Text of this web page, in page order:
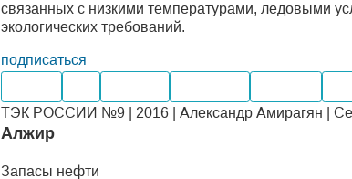
связанных с низкими температурами, ледовыми
экологических требований.
подписаться
ТЭК РОССИИ №9 | 2016 | Александр Амирагян |
Алжир
Запасы нефти